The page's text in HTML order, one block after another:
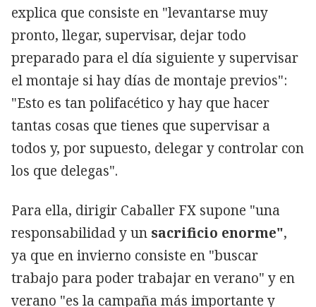
explica que consiste en "levantarse muy
pronto, llegar, supervisar, dejar todo
preparado para el día siguiente y supervisar
el montaje si hay días de montaje previos":
"Esto es tan polifacético y hay que hacer
tantas cosas que tienes que supervisar a
todos y, por supuesto, delegar y controlar con
los que delegas".
Para ella, dirigir Caballer FX supone "una
responsabilidad y un sacrificio enorme",
ya que en invierno consiste en "buscar
trabajo para poder trabajar en verano" y en
verano "es la campaña más importante y